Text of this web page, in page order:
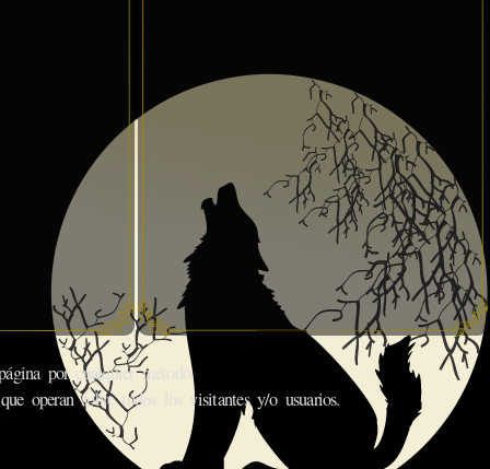
por cualquier método.
operan sobre todos los visitantes y/o usuarios.